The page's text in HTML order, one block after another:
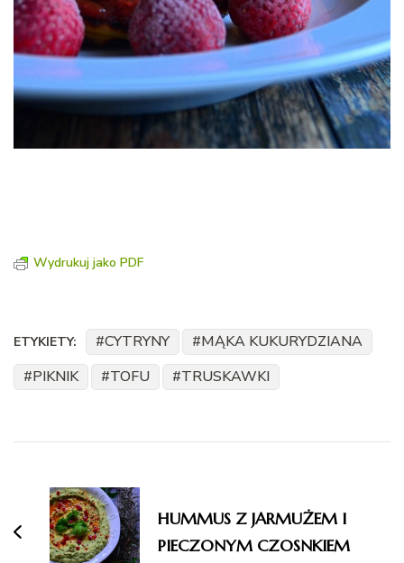
Wydrukuj jako PDF
ETYKIETY: CYTRYNY
MĄKA KUKURYDZIANA
PIKNIK
TOFU TRUSKAWKI
wpisu
HUMMUS Z JARMUŻEM I
PIECZONYM CZOSNKIEM